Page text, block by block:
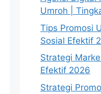
Umroh |
Tips Promosi
Sosial Efektif
Strategi
Efektif 2026
Strategi